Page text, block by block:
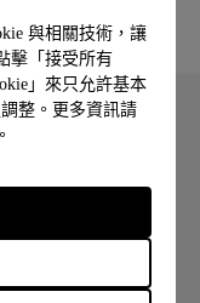
與相關技術，讓
擊「接受所有
」來只允許基本
整。更多資訊請
。